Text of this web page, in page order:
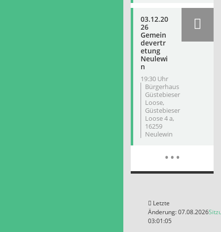
03.12.20
26
Gemein
devertr
etung
Neulewi
n
19:30 Uhr
Bürgerhaus
Güstebieser
Loose,
Güstebieser
Loose 4 a,
16259
Neulewin
…
Letzte
Änderung: 07.08.2026
03:01:05